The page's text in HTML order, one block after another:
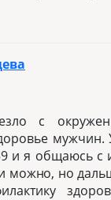
с
мужчин.
и я общаюсь с
можно, но